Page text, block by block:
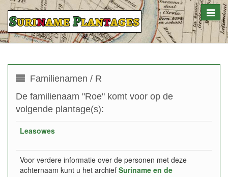
Toggle
Familienamen / R
De familienaam "Roe" komt voor op de
volgende plantage(s):
Leasowes
Voor verdere informatie over de personen met deze
achternaam kunt u het archief Suriname en de